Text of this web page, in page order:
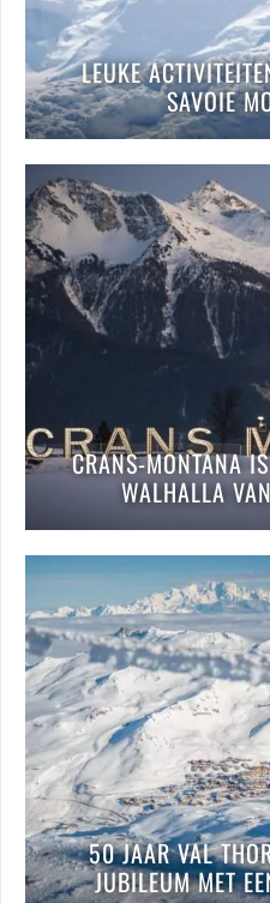
LEUKE
SAVOIE
CRANS-MONTANA
WALHALLA
50 JAAR VAL
JUBILEUM MET